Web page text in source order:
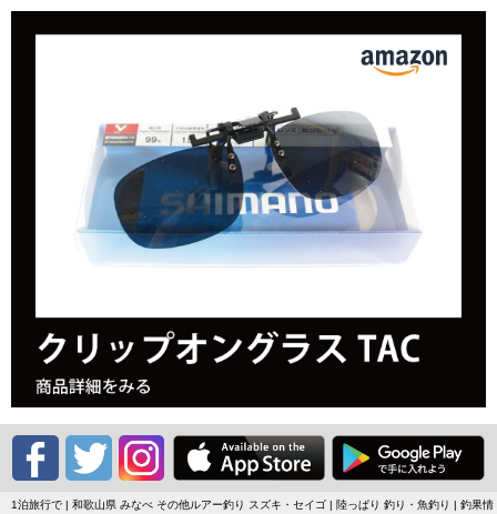
1泊旅行で | 和歌山県 みなべ その他ルアー釣り スズキ・セイゴ | 陸っぱり 釣り・魚釣り | 釣果情